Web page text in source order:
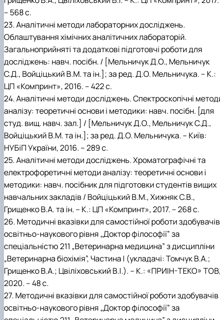
– 568 с.
23. Аналітичні методи лабораторних досліджень.
Облаштування хімічних аналітичних лабораторій.
Загальноприйняті та додаткові підготовчі роботи для
досліджень: навч. посібн. / [Мельничук Д.О., Мельничук
С.Д., Войціцький В.М. та ін.]; за ред. Д.О. Мельничука. – К.:
ЦП «Компринт», 2016. – 422 с.
24. Аналітичні методи досліджень. Спектроскопічні
аналізу: теоретичні основи і методики: навч. посібн. [для
студ. вищ. навч. зал.] / [Мельничук Д.О., Мельничук С.Д.,
Войціцький В.М. та ін.]; за ред. Д.О. Мельничука. – Київ:
НУБіП України, 2016. – 289 с.
25. Аналітичні методи досліджень. Хроматографічні та
електрофоретичні методи аналізу: теоретичні основи і
методики: навч. посібник для підготовки студентів вищих
навчальних закладів / Войціцький В.М., Хижняк С.В.,
Грищенко В.А. та ін. – К.: ЦП «Компринт», 2017. – 268 с.
26. Методичні вказівки для самостійної роботи здобувачів
освітньо-наукового рівня „Доктор філософії” за
спеціальністю 211 „Ветеринарна медицина” з дисципліни
„Ветеринарна біохімія”, Частина I (укладачі: Томчук В.А.;
Грищенко В.А.; Цвіліховський В.І.). – К.: «ПРИІН-ТЕКО»
2020. – 48 с.
27. Методичні вказівки для самостійної роботи здобувачів
освітньо-наукового рівня „Доктор філософії” за